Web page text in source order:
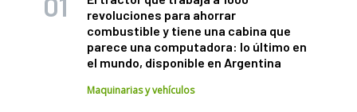
revoluciones para ahorrar
combustible y tiene una cabina que
parece una computadora: lo último en
el mundo, disponible en Argentina
Maquinarias y vehículos